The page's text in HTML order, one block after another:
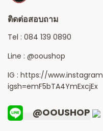
ติดต่อสอบถาม
Tel : 084 139 0890
Line : @ooushop
IG : https://
igsh=emF5bTA4YmExcjEx
@OOUSHOP